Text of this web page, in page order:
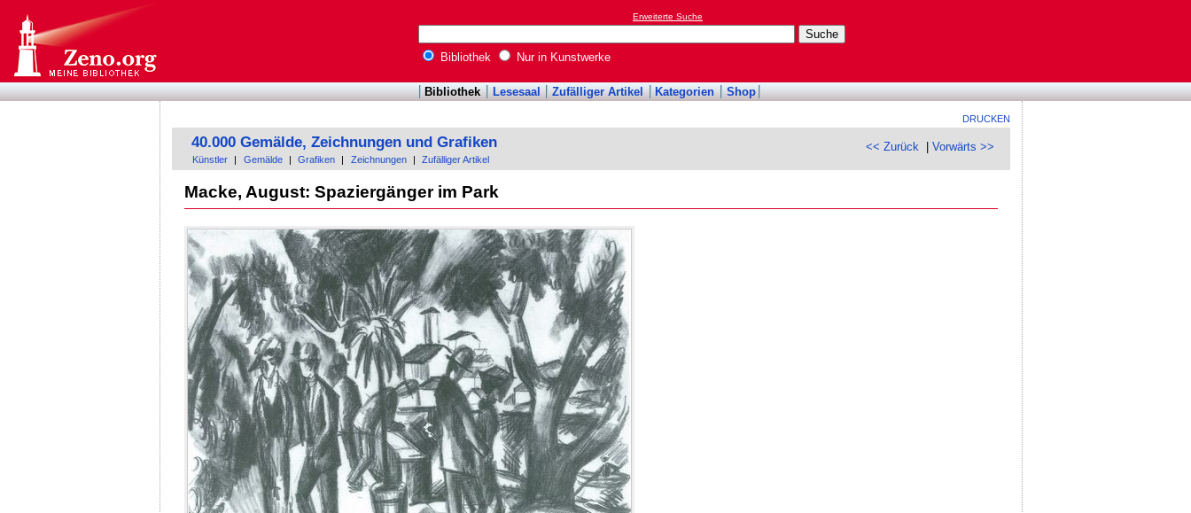
Erweiterte Suche
Bibliothek Nur in Kunstwerke
Bibliothek Lesesaal Zufälliger Artikel Kategorien Shop
DRUCKEN
<< Zurück |Vorwärts >>
40.000 Gemälde, Zeichnungen und Grafiken
Künstler Gemälde Grafiken Zeichnungen Zufälliger Artikel
Macke, August: Spaziergänger im Park